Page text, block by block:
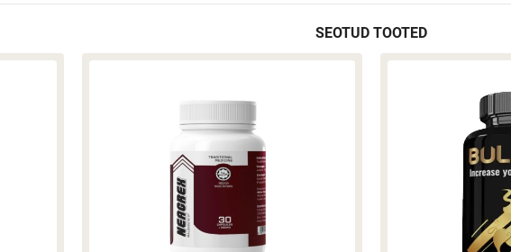
SEOTUD TOOTED